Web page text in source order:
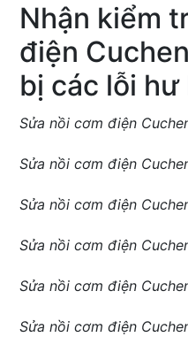
Nhận kiểm
điện
bị các lỗi hư
Sửa nồi cơm điện
Sửa nồi cơm điện
Sửa nồi cơm điện
Sửa nồi cơm điện
Sửa nồi cơm điện
Sửa nồi cơm điện